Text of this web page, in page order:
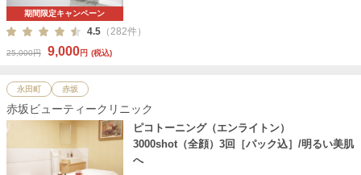
期間限定キャンペーン
4.5 （282件）
25,000円 9,000円 (税込)
永田町 赤坂
赤坂ビューティークリニック
ピコトーニング（エンライトン）
3000shot（全顔）3回［パック込］/明るい美肌
へ